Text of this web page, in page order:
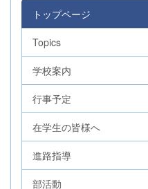
トップページ
Topics
学校案内
行事予定
在学生の皆様へ
進路指導
部活動